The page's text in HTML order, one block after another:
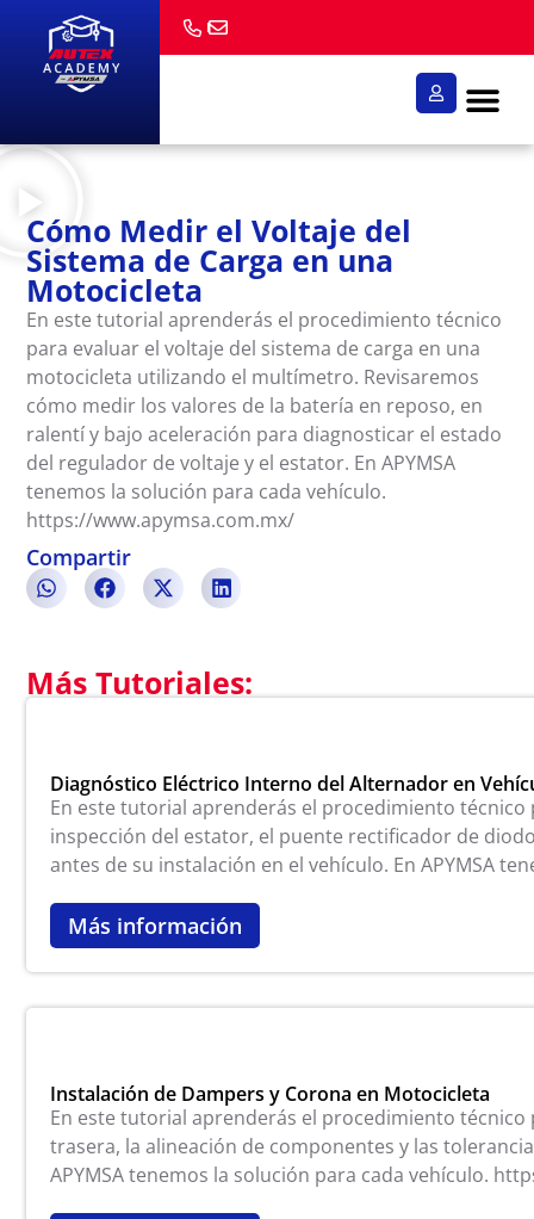
Cómo Medir el Voltaje del
Sistema de Carga en una
Motocicleta
En este tutorial aprenderás el procedimiento técnico
para evaluar el voltaje del sistema de carga en una
motocicleta utilizando el multímetro. Revisaremos
cómo medir los valores de la batería en reposo, en
ralentí y bajo aceleración para diagnosticar el estado
del regulador de voltaje y el estator. En APYMSA
tenemos la solución para cada vehículo.
https://www.apymsa.com.mx/
Compartir
Más Tutoriales:
Diagnóstico Eléctrico Interno del Alternador en
En este tutorial aprenderás el procedimiento
inspección del estator, el puente rectificador de
antes de su instalación en el vehículo. En APYMSA
Más información
Instalación de Dampers y Corona en Motocicleta
En este tutorial aprenderás el procedimiento
trasera, la alineación de componentes y las
APYMSA tenemos la solución para cada vehículo.